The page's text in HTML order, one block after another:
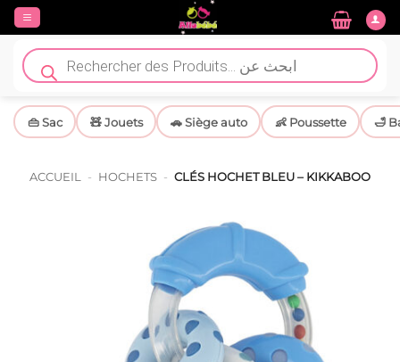
Passer
contenu
Recherche
de
produits
👜 Sac 🧸 Jouets 🚗 Siège auto 👶 Poussette 🛁
ACCUEIL - HOCHETS - CLÉS HOCHET BLEU – KIKKABOO